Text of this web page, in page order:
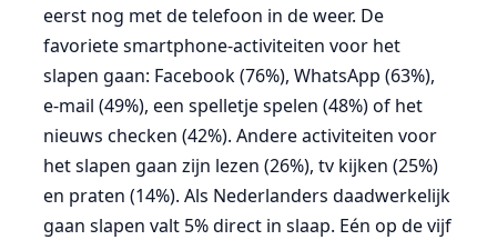
eerst nog met de telefoon in de weer. De
favoriete smartphone-activiteiten voor het
slapen gaan: Facebook (76%), WhatsApp (63%),
e-mail (49%), een spelletje spelen (48%) of het
nieuws checken (42%). Andere activiteiten voor
het slapen gaan zijn lezen (26%), tv kijken (25%)
en praten (14%). Als Nederlanders daadwerkelijk
gaan slapen valt 5% direct in slaap. Eén op de vijf